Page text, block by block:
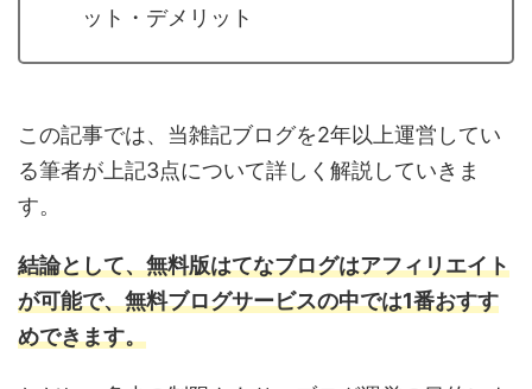
ット・デメリット
この記事では、当雑記ブログを2年以上運営してい
る筆者が上記3点について詳しく解説していきま
す。
結論として、無料版はてなブログはアフィリエイト
が可能で、無料ブログサービスの中では1番おすす
めできます。